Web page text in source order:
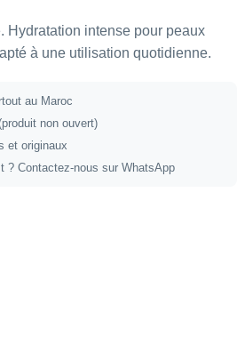
Hydratation intense pour peaux
à une utilisation quotidienne.
au Maroc
non ouvert)
et originaux
? Contactez-nous sur WhatsApp